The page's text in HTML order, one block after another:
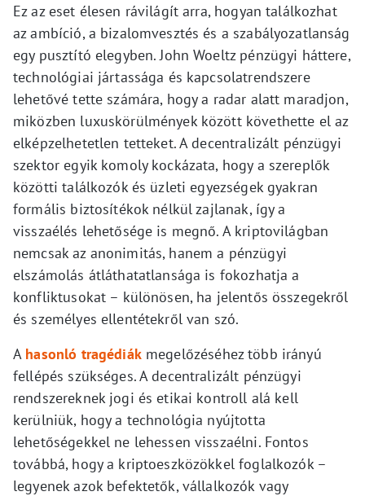
Ez az eset élesen rávilágít arra, hogyan találkozhat
az ambíció, a bizalomvesztés és a szabályozatlanság
egy pusztító elegyben. John Woeltz pénzügyi háttere,
technológiai jártassága és kapcsolatrendszere
lehetővé tette számára, hogy a radar alatt maradjon,
miközben luxuskörülmények között követhette el az
elképzelhetetlen tetteket. A decentralizált pénzügyi
szektor egyik komoly kockázata, hogy a szereplők
közötti találkozók és üzleti egyezségek gyakran
formális biztosítékok nélkül zajlanak, így a
visszaélés lehetősége is megnő. A kriptovilágban
nemcsak az anonimitás, hanem a pénzügyi
elszámolás átláthatatlansága is fokozhatja a
konfliktusokat – különösen, ha jelentős összegekről
és személyes ellentétekről van szó.
A hasonló tragédiákmegelőzéséhez több irányú
fellépés szükséges. A decentralizált pénzügyi
rendszereknek jogi és etikai kontroll alá kell
kerülniük, hogy a technológia nyújtotta
lehetőségekkel ne lehessen visszaélni. Fontos
továbbá, hogy a kriptoeszközökkel foglalkozók –
legyenek azok befektetők, vállalkozók vagy